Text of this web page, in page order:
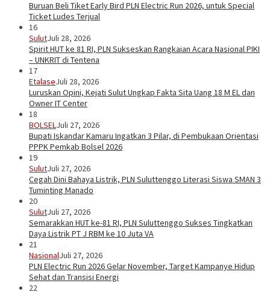
Buruan Beli Tiket Early Bird PLN Electric Run 2026, untuk Special
Ticket Ludes Terjual
16
SulutJuli 28, 2026
Spirit HUT ke 81 RI, PLN Sukseskan Rangkaian Acara Nasional PIKI
– UNKRIT di Tentena
17
EtalaseJuli 28, 2026
Luruskan Opini, Kejati Sulut Ungkap Fakta Sita Uang 18 M EL dan
Owner IT Center
18
BOLSELJuli 27, 2026
Bupati Iskandar Kamaru Ingatkan 3 Pilar, di Pembukaan Orientasi
PPPK Pemkab Bolsel 2026
19
SulutJuli 27, 2026
Cegah Dini Bahaya Listrik, PLN Suluttenggo Literasi Siswa SMAN 3
Tuminting Manado
20
SulutJuli 27, 2026
Semarakkan HUT ke-81 RI, PLN Suluttenggo Sukses Tingkatkan
Daya Listrik PT J RBM ke 10 Juta VA
21
NasionalJuli 27, 2026
PLN Electric Run 2026 Gelar November, Target Kampanye Hidup
Sehat dan Transisi Energi
22